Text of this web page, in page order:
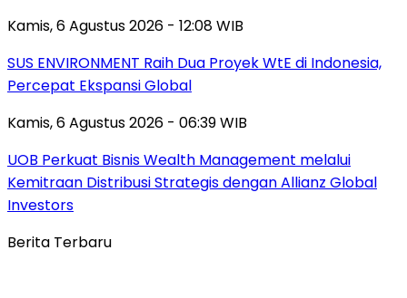
Kamis, 6 Agustus 2026 - 12:08 WIB
SUS ENVIRONMENT Raih Dua Proyek WtE di Indonesia,
Percepat Ekspansi Global
Kamis, 6 Agustus 2026 - 06:39 WIB
UOB Perkuat Bisnis Wealth Management melalui
Kemitraan Distribusi Strategis dengan Allianz Global
Investors
Berita Terbaru